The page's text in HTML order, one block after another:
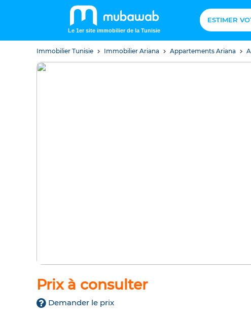
Le 1er site immobilier de la Tunisie
ESTIMER
Immobilier Tunisie Immobilier Ariana Appartements Ariana
Prix à consulter
Demander le prix